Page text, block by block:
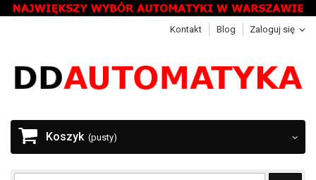
Zaloguj się
Kontakt Blog
Koszyk (pusty)